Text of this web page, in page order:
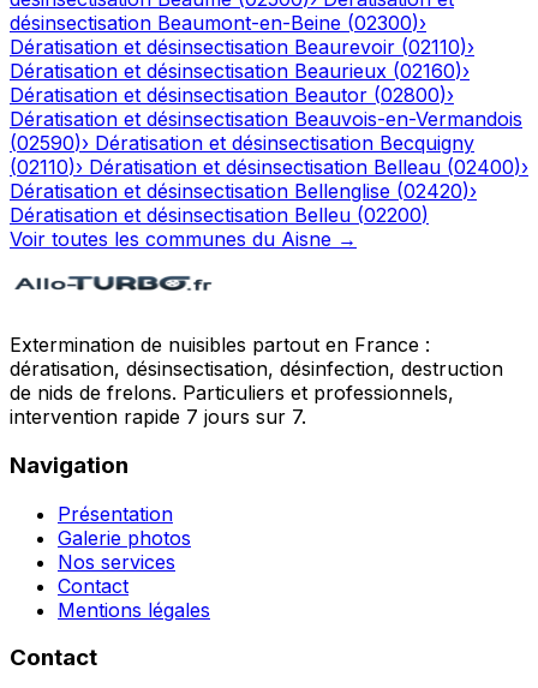
désinsectisation Beaumont-en-Beine (02300)›
Dératisation et désinsectisation Beaurevoir (02110)›
Dératisation et désinsectisation Beaurieux (02160)›
Dératisation et désinsectisation Beautor (02800)›
Dératisation et désinsectisation Beauvois-en-Vermandois
(02590)› Dératisation et désinsectisation Becquigny
(02110)› Dératisation et désinsectisation Belleau (02400)›
Dératisation et désinsectisation Bellenglise (02420)›
Dératisation et désinsectisation Belleu (02200)
Voir toutes les communes du Aisne →
Extermination de nuisibles partout en France :
dératisation, désinsectisation, désinfection, destruction
de nids de frelons. Particuliers et professionnels,
intervention rapide 7 jours sur 7.
Navigation
Présentation
Galerie photos
Nos services
Contact
Mentions légales
Contact